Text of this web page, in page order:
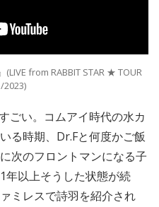
from RABBIT STAR ★ TOUR
2023)
ごい。コムアイ時代の水カ
る時期、Dr.Fと何度かご飯
次のフロントマンになる子
年以上そうした状態が続
ミレスで詩羽を紹介され